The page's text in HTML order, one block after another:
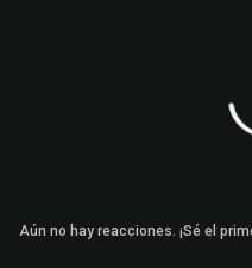
Aún no hay reacciones. ¡Sé el